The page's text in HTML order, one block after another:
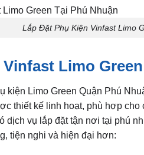
Lắp Đặt Phụ Kiện Vinfast Limo
Limo
kiện Limo Green Quận Phú
thiết kế linh hoạt, phù hợp
dịch vụ lắp đặt tận nơi tại phú
tiện nghi và hiện đại hơn: